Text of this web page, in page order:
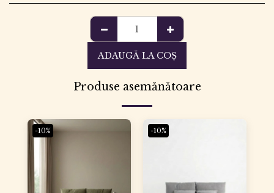
ADAUGĂ LA COŞ
Produse asemănătoare
-10% -10%